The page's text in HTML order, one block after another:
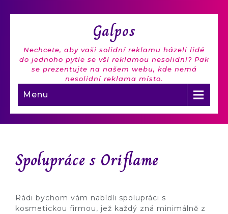
Galpos
Nechcete, aby vaši solidní reklamu házeli lidé
do jednoho pytle se vší reklamou nesolidní? Pak
se prezentujte na našem webu, kde nemá
nesolidní reklama místo.
Menu
Spolupráce s Oriflame
Rádi bychom vám nabídli spolupráci s
kosmetickou firmou, jež každý zná minimálně z